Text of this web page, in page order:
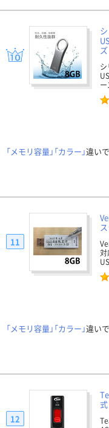
ズ
「メモリ容量」「カラー」違い
11
「メモリ容量」「カラー」違い
12